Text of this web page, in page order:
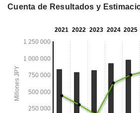
Camera, Sofmap, Janpara y otras.
Cuenta de Resultados y